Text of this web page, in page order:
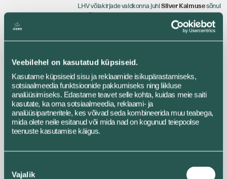
Veebilehel on kasutatud küpsiseid.
Kasutame küpsiseid sisu ja reklaamide isikupärastamiseks,
sotsiaalmeedia funktsioonide pakkumiseks ning liikluse
analüüsimiseks. Edastame teavet selle kohta, kuidas meie saiti
kasutate, ka oma sotsiaalmeedia, reklaami- ja
analüüsipartneritele, kes võivad seda kombineerida muu teabega,
mida olete neile esitanud või mida nad on kogunud teiepoolse
teenuste kasutamise käigus.
valik
Vajalik
LHV võlakirjade valdkonna juhiSilver Kalmusesõnul
on võlakirjainvestorid oodanud Balti turule tugevaid ja
tuntud emitente, kelle äritegevus toetub kvaliteetsele
varabaasile ning stabiilsele rahavoole. „Rotermann
City puhul on tegemist ettevõttega, millel on hästi
selgelt eristuv ärikinnisvara portfell Tallinna
südalinnas. Rotermanni kvartali unikaalne
kontseptsioon, kõrged külastusnumbrid ja
mitmekesine üürnike baas loovad hea eelduse
stabiilseks rahavooks ka edaspidi,“ ütles Kalmus.
Pakkumise olulisemad tingimused
ülemärkimise korral on emitendil õigus
suurendada kuni 8000 võlakirjani